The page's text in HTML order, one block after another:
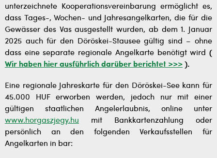
unterzeichnete Kooperationsvereinbarung ermöglicht es,
dass Tages-, Wochen- und Jahresangelkarten, die für die
Gewässer des Vas ausgestellt wurden, ab dem 1. Januar
2025 auch für den Döröskei-Stausee gültig sind – ohne
dass eine separate regionale Angelkarte benötigt wird (
Wir haben hier ausführlich darüber berichtet >>> ).
Eine regionale Jahreskarte für den Döröskei-See kann für
45.000 HUF erworben werden, jedoch nur mit einer
gültigen staatlichen Angelerlaubnis, online unter
www.horgaszjegy.hu mit Bankkartenzahlung oder
persönlich an den folgenden Verkaufsstellen für
Angelkarten in bar: